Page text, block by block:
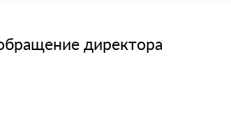
директора